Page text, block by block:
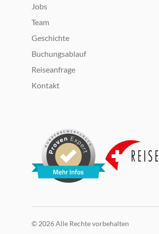
Jobs
Team
Geschichte
Buchungsablauf
Reiseanfrage
Kontakt
© 2026 Alle Rechte vorbehalten